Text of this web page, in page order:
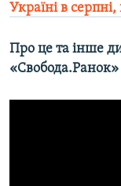
Україні в
Про це та інше
«Свобода.Ранок»